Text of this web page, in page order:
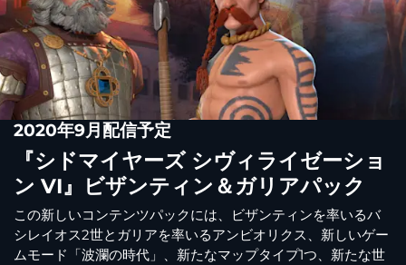
2020年9月配信予定
『シドマイヤーズ シヴィライゼーショ
ン VI』ビザンティン＆ガリアパック
この新しいコンテンツパックには、ビザンティンを率いるバ
シレイオス2世とガリアを率いるアンビオリクス、新しいゲー
ムモード「波瀾の時代」、新たなマップタイプ1つ、新たな世